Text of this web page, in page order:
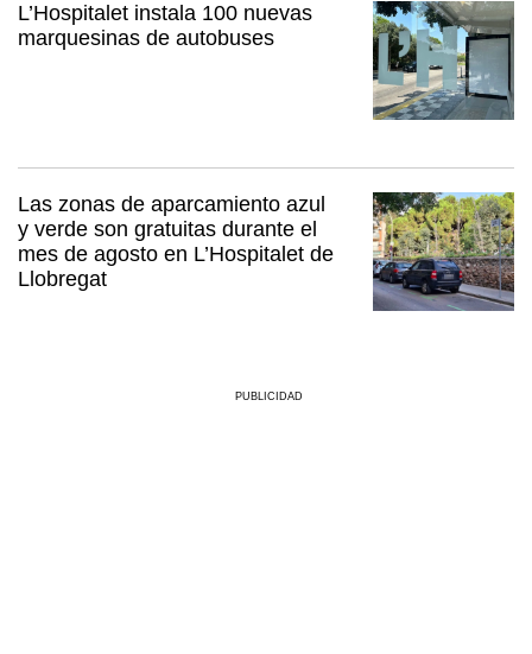
L’Hospitalet instala 100 nuevas
marquesinas de autobuses
Las zonas de aparcamiento azul
y verde son gratuitas durante el
mes de agosto en L’Hospitalet de
Llobregat
PUBLICIDAD